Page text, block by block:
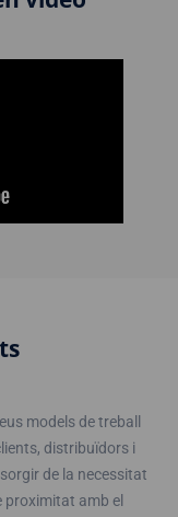
models de treball
distribuïdors i
de la necessitat
proximitat amb el